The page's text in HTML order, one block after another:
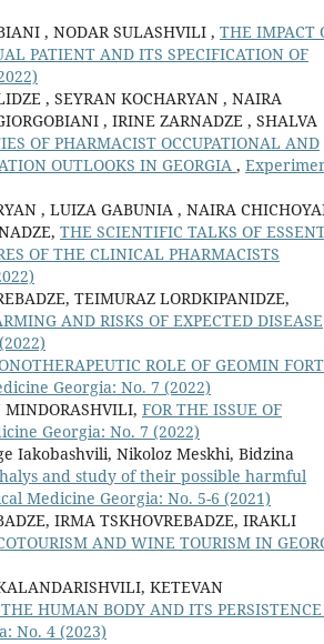
, NODAR SULASHVILI , THE IMPACT
PATIENT AND ITS SPECIFICATION OF
, SEYRAN KOCHARYAN , NAIRA
, IRINE ZARNADZE , SHALVA
OF PHARMACIST OCCUPATIONAL AND
OUTLOOKS IN GEORGIA ,
, LUIZA GABUNIA , NAIRA
THE SCIENTIFIC TALKS OF
OF THE CLINICAL PHARMACISTS
TEIMURAZ LORDKIPANIDZE,
AND RISKS OF EXPECTED DISEASE
ROLE OF GEOMIN
Georgia: No. 7 (2022)
FOR THE ISSUE OF
Georgia: No. 7 (2022)
Iakobashvili, Nikoloz Meskhi, Bidzina
and study of their possible harmful
Medicine Georgia: No. 5-6 (2021)
IRMA TSKHOVREBADZE, IRAKLI
AND WINE TOURISM IN
KETEVAN
HUMAN BODY AND ITS
No. 4 (2023)